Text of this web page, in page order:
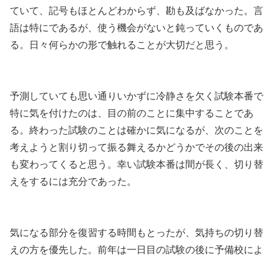
ていて、記号もほとんどわからず、勘も及ばなかった。言
語は特にであるが、使う機会がないと鈍っていくものであ
る。日々何らかの形で触れることが大切だと思う。
予測していても思い通りいかずに冷静さを欠く試験本番で
特に気を付けたのは、目の前のことに集中することであ
る。終わった試験のことは確かに気になるが、次のことを
考えようと割り切って振る舞えるかどうかでその後の出来
も変わってくると思う。幸い試験本番は間が長く、切り替
えをするには充分であった。
気になる部分を復習する時間もとったが、気持ちの切り替
えの方を優先した。前年は一日目の試験の後に予備校によ